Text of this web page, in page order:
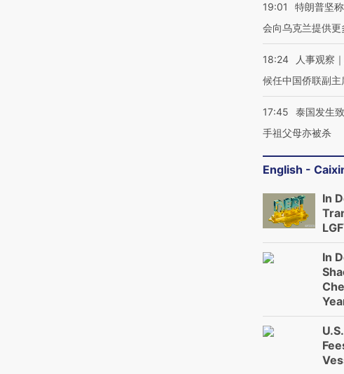
19:01
特朗普坚
会向乌克兰提供更
18:24
人事观察
候任中国侨联副主
17:45
泰国发生
手祖父母亦被杀
English -
In
In